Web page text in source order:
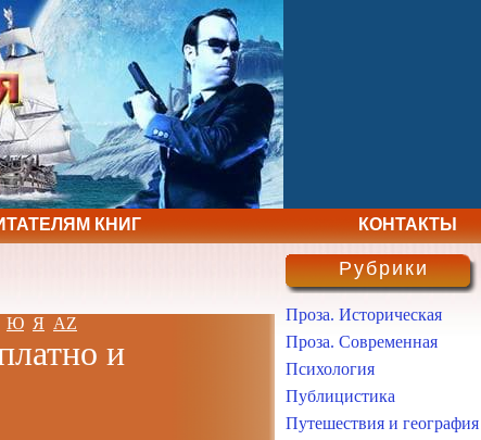
КНИГ КОНТАКТЫ
Ю Я AZ
и
Рубрики
Проза. Историческая
Проза. Современная
Психология
Публицистика
Путешествия и география